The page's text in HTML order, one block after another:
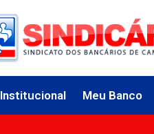
Institucional Meu Banco